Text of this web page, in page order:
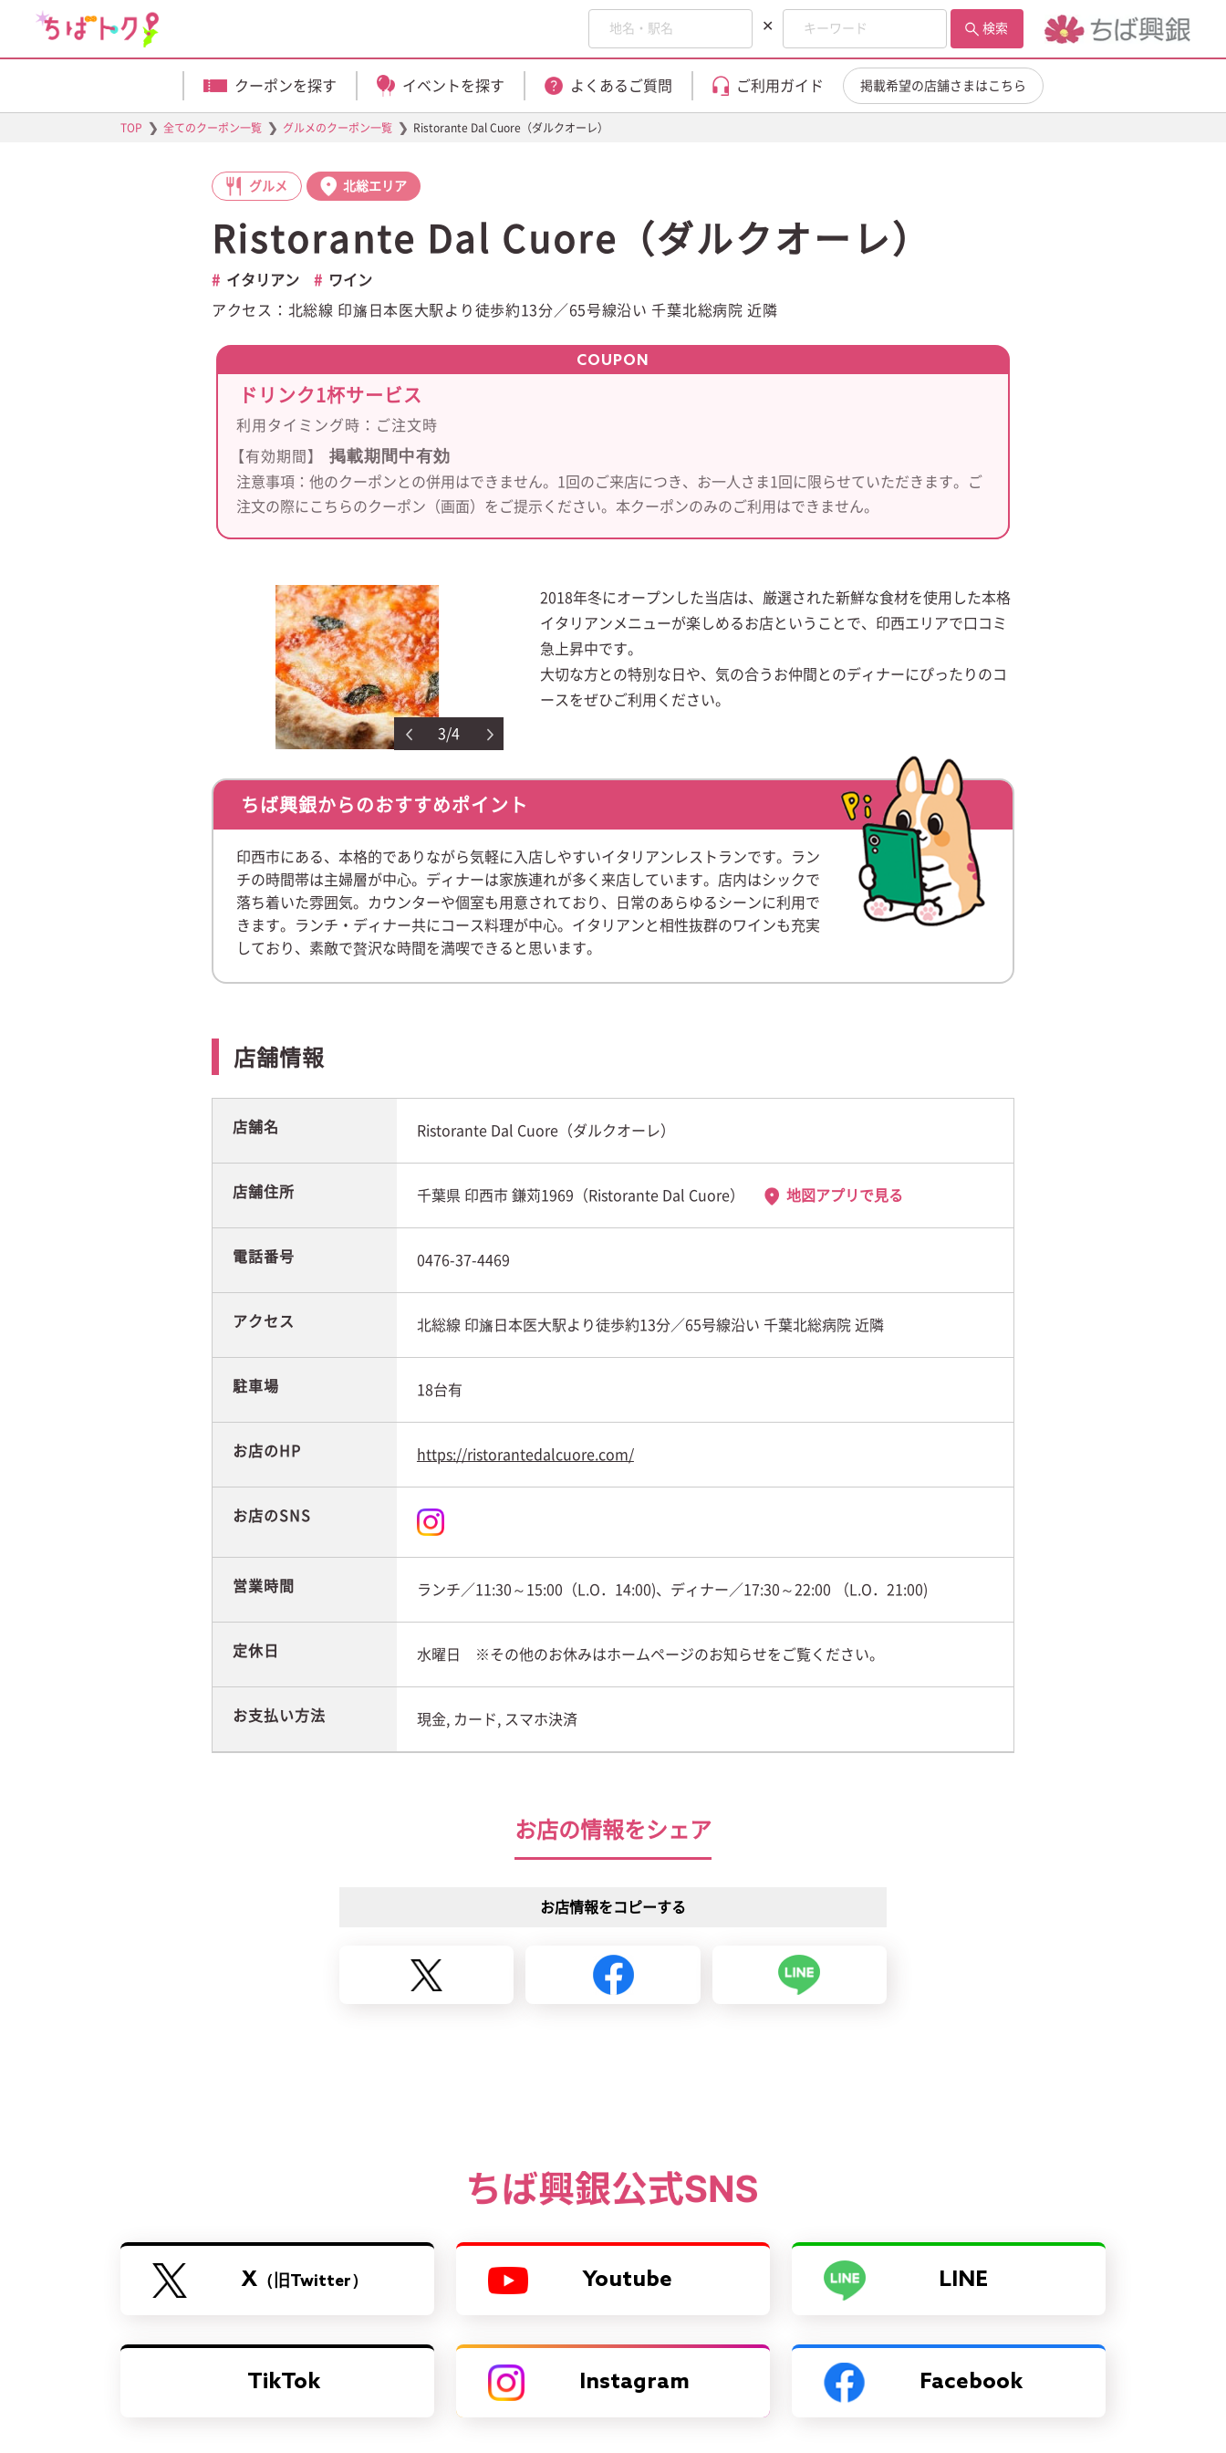
✕ 検索
クーポンを探す イベントを探す よくあるご質問 ご利用ガイド 掲載希望の店舗さまはこちら
TOP ❯ 全てのクーポン一覧 ❯ グルメのクーポン一覧 ❯ Ristorante Dal Cuore（ダルクオーレ）
グルメ 北総エリア
Ristorante Dal Cuore（ダルクオーレ）
イタリアン ワイン
アクセス：北総線 印旛日本医大駅より徒歩約13分／65号線沿い 千葉北総病院 近隣
COUPON
ドリンク1杯サービス
利用タイミング時： ご注文時
【有効期間】 掲載期間中有効
注意事項：他のクーポンとの併用はできません。1回のご来店につき、お一人さま1回に限らせていただきます。ご
注文の際にこちらのクーポン（画面）をご提示ください。本クーポンのみのご利用はできません。
3/4
2018年冬にオープンした当店は、厳選された新鮮な食材を使用した本格
イタリアンメニューが楽しめるお店ということで、印西エリアで口コミ
急上昇中です。
大切な方との特別な日や、気の合うお仲間とのディナーにぴったりのコ
ースをぜひご利用ください。
ちば興銀からのおすすめポイント
印西市にある、本格的でありながら気軽に入店しやすいイタリアンレストランです。ラン
チの時間帯は主婦層が中心。ディナーは家族連れが多く来店しています。店内はシックで
落ち着いた雰囲気。カウンターや個室も用意されており、日常のあらゆるシーンに利用で
きます。ランチ・ディナー共にコース料理が中心。イタリアンと相性抜群のワインも充実
しており、素敵で贅沢な時間を満喫できると思います。
店舗情報
店舗名 Ristorante Dal Cuore（ダルクオーレ）
店舗住所 千葉県 印西市 鎌苅1969（Ristorante Dal Cuore） 地図アプリで見る
電話番号 0476-37-4469
アクセス 北総線 印旛日本医大駅より徒歩約13分／65号線沿い 千葉北総病院 近隣
駐車場 18台有
お店のHP https://ristorantedalcuore.com/
お店のSNS
営業時間 ランチ／11:30～15:00（L.O．14:00)、ディナー／17:30～22:00 （L.O．21:00)
定休日 水曜日 ※その他のお休みはホームページのお知らせをご覧ください。
お支払い方法 現金, カード, スマホ決済
お店の情報をシェア
お店情報をコピーする
X （旧Twitter） Youtube LINE
TikTok Instagram Facebook